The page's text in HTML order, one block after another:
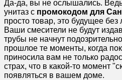
Да-да, вы не ослышались.
унитаз с промокодом для
просто товар, это будущее
Ваши смесители не будут
трубы не начнут
прошлое те моменты, когда
приносила вам не только
страх, что в какой-то момент
появляться в вашем доме.